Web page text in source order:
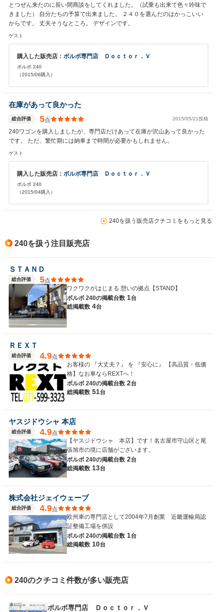
とつぜん来たのに長い間商談をしてくれました。（試乗も出来て色々吟味で
きました） 自分たちの予算で出来ました。 ２４０を選んだのはかっこいい
からです。 丈夫そうなところ。 デザインです。
ゲスト
購入した販売店： ボルボ専門店 Ｄｏｃｔｏｒ．Ｖ
ボルボ 240
（2015/06購入）
在庫があって良かった
総合評価 5点 2015/05/21投稿
240ワゴンを購入しましたが、専門店だけあって在庫が沢山あって良かった
です。 ただ、繁忙期には納車まで時間が必要かもしれません。
ゲスト
購入した販売店： ボルボ専門店 Ｄｏｃｔｏｒ．Ｖ
ボルボ 240
（2015/04購入）
240を扱う販売店クチコミをもっと見る
240を扱う注目販売店
ＳＴＡＮＤ
総合評価 5点
ワクワクがはじまる 憩いの拠点【STAND】
ボルボ 240の掲載台数 1台
総掲載数 4台
ＲＥＸＴ
総合評価 4.9点
お客様の 『大丈夫？』 を 『安心に』 【高品質・低価
格】なお車ならREXTへ！
ボルボ 240の掲載台数 2台
総掲載数 51台
ヤスジドウシャ 本店
総合評価 4.9点
【ヤスジドウシャ 本店】です！名古屋市守山区と尾
張旭市の境に店舗がございます。
ボルボ 240の掲載台数 2台
総掲載数 13台
株式会社ジェイウェーブ
総合評価 4.9点
欧州車の専門店として2004年7月創業 近畿運輸局認
証整備工場を併設
ボルボ 240の掲載台数 1台
総掲載数 10台
240のクチコミ件数が多い販売店
ボルボ専門店 Ｄｏｃｔｏｒ．Ｖ